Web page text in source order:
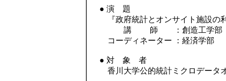
● 演 題
『政府統計とオンサイト施設の
講 師 ：創造工学部
コーディネーター ：経済
● 対 象 者
香川大学公的統計ミクロデータ